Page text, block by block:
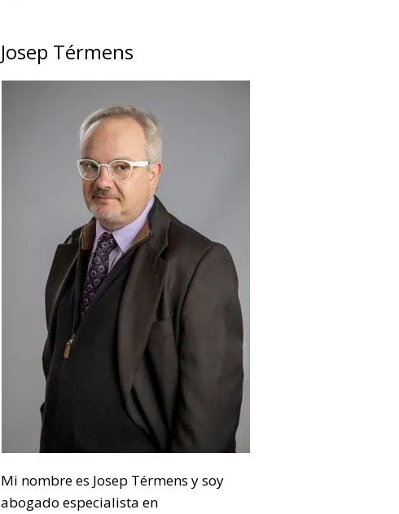
Josep Térmens
Mi nombre es Josep Térmens y soy
abogado especialista en